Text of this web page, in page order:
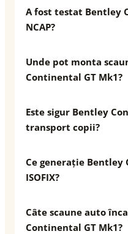
A fost testat Bentley
NCAP?
Unde pot monta
Continental GT Mk1?
Este sigur Bentley
transport copii?
Ce generație Bentley
ISOFIX?
Câte scaune auto
Continental GT Mk1?